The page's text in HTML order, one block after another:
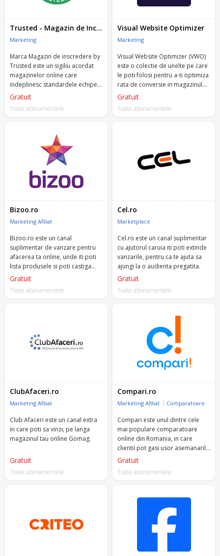
Trusted - Magazin de Incredere
Marketing
Marca Magazin de inscredere by
Trusted este un sigiliu acordat
magazinelor online care
indeplinesc standardele echipei
Trusted, dezvoltate conform
eCommerce.
Gratuit
Toate abonamentele
Visual Website Optimizer
Marketing
Visual Website Optimizer (VWO)
este o colectie de unelte pe care
le poti folosi pentru a-ti optimiza
rata de conversie in magazinul
online.
Gratuit
Toate abonamentele
Bizoo.ro
Marketing Afiliat
Bizoo.ro este un canal
suplimentar de vanzare pentru
afacerea ta online, unde iti poti
lista produsele si poti castiga
increderea clientilor care cauta
maximizand profitul.
Gratuit
Toate abonamentele
Cel.ro
Marketplace
Cel.ro este un canal suplimentar
cu ajutorul caruia iti poti extinde
vanzarile, pentru ca te ajuta sa
ajungi la o audienta pregatita.
Gratuit
Toate abonamentele
ClubAfaceri.ro
Marketing Afiliat
Club Afaceri este un canal extra
in care poti sa vinzi, pe langa
magazinul tau online Gomag.
Gratuit
Toate abonamentele
Compari.ro
Marketing Afiliat Comparatoare
Compari este unul dintre cele
mai populare comparatoare
online din Romania, in care
clientii pot gasi usor asemanarile
si deosebirile dintre ofertele a
Gratuit
Toate abonamentele